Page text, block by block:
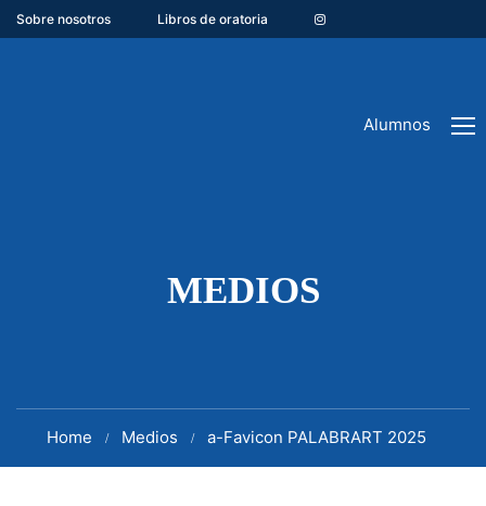
Sobre nosotros Libros de oratoria
Alumnos
MEDIOS
Home Medios a-Favicon PALABRART 2025